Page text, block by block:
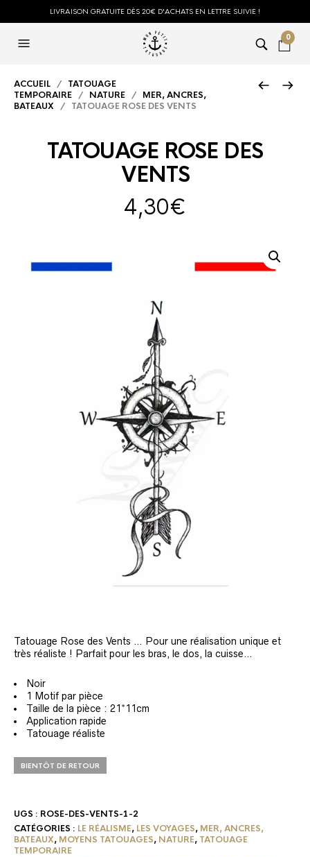
LIVRAISON GRATUITE DÈS 20€ D'ACHATS EN LETTRE SUIVIE !
0
ACCUEIL / TATOUAGE
TEMPORAIRE / NATURE / MER, ANCRES,
BATEAUX / TATOUAGE ROSE DES VENTS
TATOUAGE ROSE DES
VENTS
4,30€
Tatouage Rose des Vents … Pour une réalisation unique et
très réaliste ! Parfait pour les bras, le dos, la cuisse…
Noir
1 Motif par pièce
Taille de la pièce : 21*11cm
Application rapide
Tatouage réaliste
BIENTÔT DE RETOUR
UGS : ROSE-DES-VENTS-1-2
CATÉGORIES : LE RÉALISME, LES VOYAGES, MER, ANCRES,
BATEAUX, MOYENS TATOUAGES, NATURE, TATOUAGE
TEMPORAIRE